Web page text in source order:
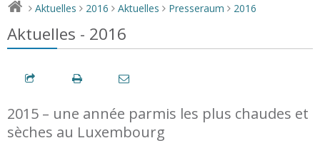
> Aktuelles > 2016 > Aktuelles > Presseraum > 2016
Aktuelles - 2016
2015 – une année parmis les plus chaudes et
sèches au Luxembourg